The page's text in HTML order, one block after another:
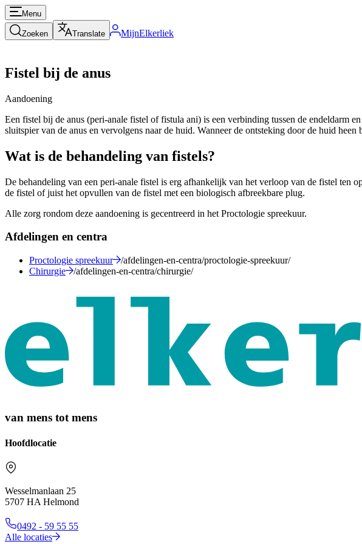
Menu
Zoeken Translate MijnElkerliek
Fistel bij de anus
Aandoening
Een fistel bij de anus (peri-anale fistel of fistula ani) is een verbinding tussen de endeldarm
sluitspier van de anus en vervolgens naar de huid. Wanneer de ontsteking door de huid
Wat is de behandeling van fistels?
De behandeling van een peri-anale fistel is erg afhankelijk van het verloop van de fistel ten
de fistel of juist het opvullen van de fistel met een biologisch afbreekbare plug.
Alle zorg rondom deze aandoening is gecentreerd in het Proctologie spreekuur.
Afdelingen en centra
Proctologie spreekuur
/afdelingen-en-centra/proctologie-spreekuur/
Chirurgie
/afdelingen-en-centra/chirurgie/
van mens tot mens
Hoofdlocatie
Wesselmanlaan 25
5707 HA Helmond
0492 - 59 55 55
Alle locaties